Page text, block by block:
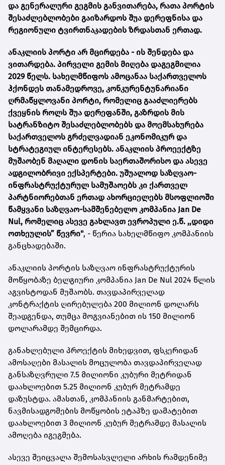
და გენერალური გეგმის განვითარება, რათა პორტის
შესაძლებლობები გაიზარდოს შუა დერეფნისა და
რეგიონული ტვირთნაკადების ზრდასთან ერთად.
ანაკლიის პორტი არ მცირდება - ის შენდება და
ვითარდება. პირველი გემის მიღება დაგეგმილია
2029 წელს. სახელმწიფოს ამოცანაა საქართველოს
ჰქონდეს თანამედროვე, კონკურენტუნარიანი
ღრმაწყლოვანი პორტი, რომელიც გააძლიერებს
ქვეყნის როლს შუა დერეფანში, გაზრდის მის
სატრანზიტო შესაძლებლობებს და მოემსახურება
საქართველოს გრძელვადიან ეკონომიკურ და
სტრატეგიულ ინტერესებს. ანაკლიის პროეექტზე
მუშაობენ მაღალი დონის საერთაშორისო და ასევე
ადგილობრივი ექსპერტები. უშუალოდ საზღვაო-
ინფრასტრუქტურულ სამუშაოებს კი ქართველ
პარტნიორებთან ერთად ახორციელებს მსოფლიოში
წამყვანი საზღვაო-სამშენებელო კომპანია Jan De
Nul, რომელიც ასევე გახლავთ ევროპული ე.წ. ,,დიდი
ოთხეულის” წევრი", - წერია სახელმწიფო კომპანიის
განცხადებაში.
ანაკლიის პორტის საზღვაო ინფრასტრუქტურის
მოწყობაზე ბელგიური კომპანია Jan De Nul 2024 წლის
აგვისტოდან მუშაობს. თავდაპირველად
კონტრაქტის ღირებულება 200 მილიონ დოლარს
შეადგენდა, თუმცა მოგვიანებით ის 150 მილიონ
დოლარამდე შემცირდა.
განახლებული პროექტის მიხედვით, ფსკერიდან
ამოსაღები მასალის მოცულობა თავდაპირველად
განსაზღვრული 7.5 მილიონი კუბური მეტრიდან
დაახლოებით 5.25 მილიონ კუბურ მეტრამდე
დაზუსტდა. ამასთან, კომპანიის განმარტებით,
ნავმისადგომების მოწყობის ეტაპზე დამატებით
დაახლოებით 3 მილიონ კუბურ მეტრამდე მასალის
ამოღება იგეგმება.
ასევე შეიცვალა შემოსასვლელი არხის რამდენიმე